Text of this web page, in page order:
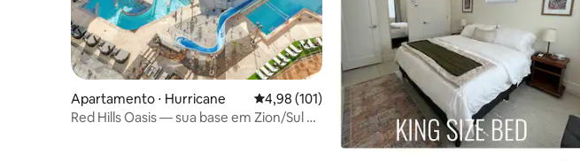
Apartamento ⋅ Hurricane 4,98 de uma avaliação média de 5, 101 avaliações
4,98 (101)
Red Hills Oasis — sua base em Zion/Sul de